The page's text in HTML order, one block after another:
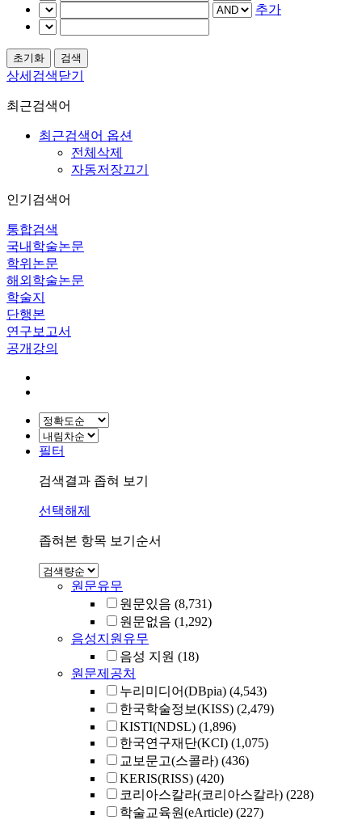
추가
상세검색닫기
최근검색어
최근검색어 옵션
전체삭제
자동저장끄기
인기검색어
통합검색
국내학술논문
학위논문
해외학술논문
학술지
단행본
연구보고서
공개강의
필터
검색결과 좁혀 보기
선택해제
좁혀본 항목 보기순서
원문유무
원문있음 (8,731)
원문없음 (1,292)
음성지원유무
음성 지원 (18)
원문제공처
누리미디어(DBpia) (4,543)
한국학술정보(KISS) (2,479)
KISTI(NDSL) (1,896)
한국연구재단(KCI) (1,075)
교보문고(스콜라) (436)
KERIS(RISS) (420)
코리아스칼라(코리아스칼라) (228)
학술교육원(eArticle) (227)